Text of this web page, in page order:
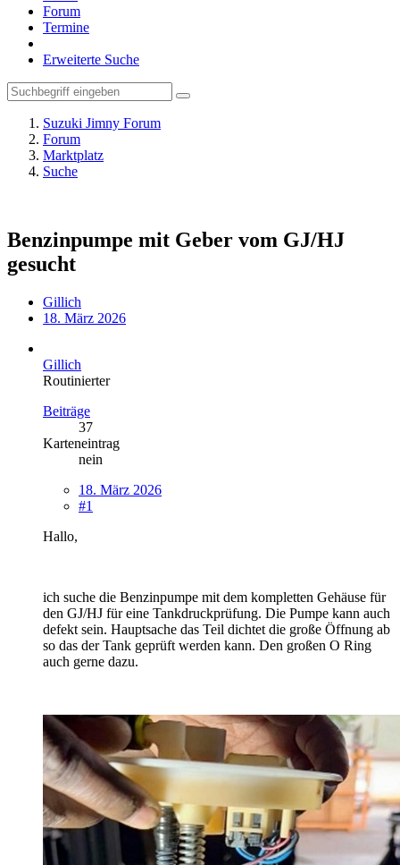
Forum
Termine
Erweiterte Suche
Suzuki Jimny Forum
Forum
Marktplatz
Suche
Benzinpumpe mit Geber vom GJ/HJ
gesucht
Gillich
18. März 2026
Gillich
Routinierter
Beiträge
37
Karteneintrag
nein
18. März 2026
#1
Hallo,
ich suche die Benzinpumpe mit dem kompletten Gehäuse für
den GJ/HJ für eine Tankdruckprüfung. Die Pumpe kann auch
defekt sein. Hauptsache das Teil dichtet die große Öffnung ab
so das der Tank geprüft werden kann. Den großen O Ring
auch gerne dazu.